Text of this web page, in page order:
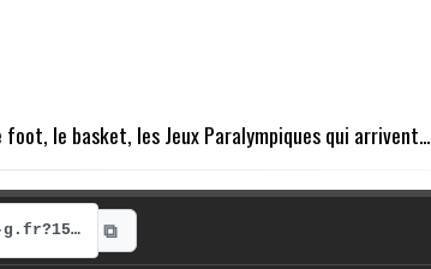
le basket, les Jeux Paralympiques qui arrivent...
https://radio-g.fr?15348 ⧉